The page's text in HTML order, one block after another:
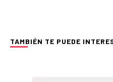
TAMBIÉN TE PUEDE